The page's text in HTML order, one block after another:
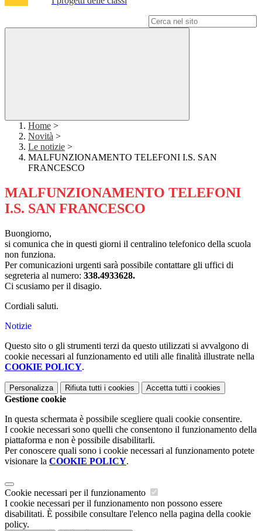
Home >
Novità >
Le notizie >
MALFUNZIONAMENTO TELEFONI I.S. SAN
FRANCESCO
MALFUNZIONAMENTO TELEFONI
I.S. SAN FRANCESCO
Buongiorno,
si comunica che in questi giorni il centralino telefonico della scuola
non funziona.
Per comunicazioni urgenti sarà possibile contattare gli uffici di
segreteria al numero: 338.4933628.
Ci scusiamo per il disagio.
Cordiali saluti.
Notizie
Questo sito o gli strumenti terzi da questo utilizzati si avvalgono di
cookie necessari al funzionamento ed utili alle finalità illustrate nella
COOKIE POLICY.
Personalizza Rifiuta tutti i cookies Accetta tutti i cookies
Gestione cookie
In questa schermata è possibile scegliere quali cookie consentire.
I cookie necessari sono quelli che consentono il funzionamento della
piattaforma e non è possibile disabilitarli.
Per conoscere quali sono i cookie necessari al funzionamento potete
visionare la COOKIE POLICY.
Cookie necessari per il funzionamento
I cookie necessari per il funzionamento non possono essere
disabilitati. È possibile consultare l'elenco nella pagina della cookie
policy.